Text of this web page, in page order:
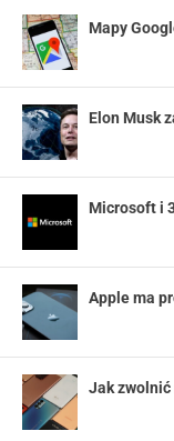
Mapy
Elon Musk
Microsoft i
Apple ma
Jak